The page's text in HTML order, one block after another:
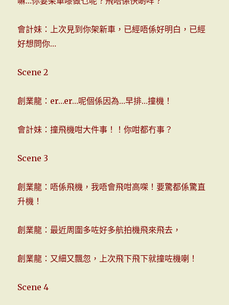
會計妹：上次見到你架新車，已經唔係好明白，已經
好想問你…
Scene 2
創業龍：er…er…呢個係因為…早排…撞機！
會計妹：撞飛機咁大件事！！你咁都冇事？
Scene 3
創業龍：唔係飛機，我唔會飛咁高㗎！要驚都係驚直
升機！
創業龍：最近周圍多咗好多航拍機飛來飛去，
創業龍：又細又飄忽，上次飛下飛下就撞咗機喇！
Scene 4